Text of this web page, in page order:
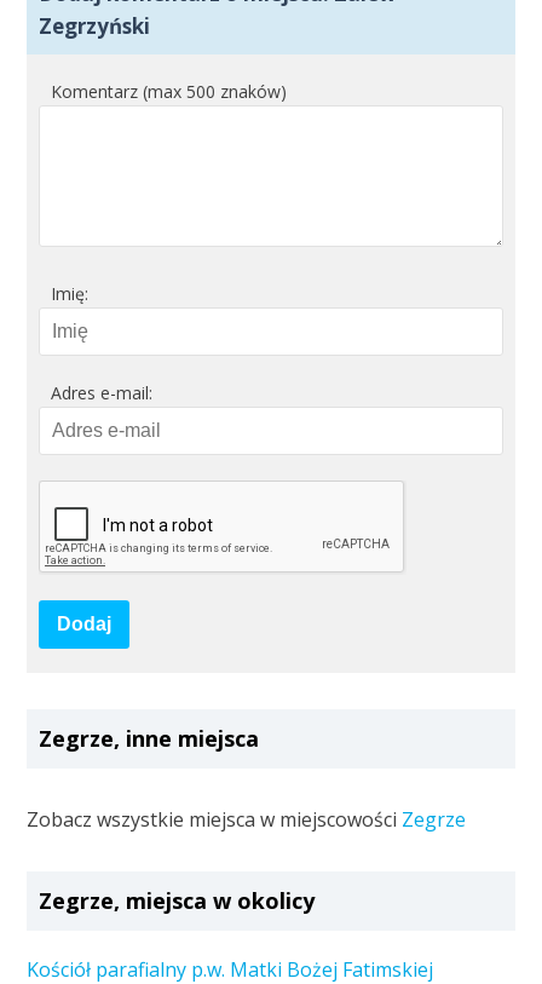
Zegrzyński
Komentarz (max 500 znaków)
Imię:
Adres e-mail:
Dodaj
Zegrze, inne miejsca
Zobacz wszystkie miejsca w miejscowości Zegrze
Zegrze, miejsca w okolicy
Kościół parafialny p.w. Matki Bożej Fatimskiej